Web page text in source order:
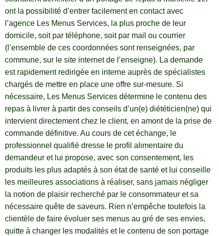
ont la possibilité d’entrer facilement en contact avec
l’agence Les Menus Services, la plus proche de leur
domicile, soit par téléphone, soit par mail ou courrier
(l’ensemble de ces coordonnées sont renseignées, par
commune, sur le site internet de l’enseigne). La demande
est rapidement redirigée en interne auprès de spécialistes
chargés de mettre en place une offre sur-mesure. Si
nécessaire, Les Menus Services détermine le contenu des
repas à livrer à partir des conseils d’un(e) diététicien(ne) qui
intervient directement chez le client, en amont de la prise de
commande définitive. Au cours de cet échange, le
professionnel qualifié dresse le profil alimentaire du
demandeur et lui propose, avec son consentement, les
produits les plus adaptés à son état de santé et lui conseille
les meilleures associations à réaliser, sans jamais négliger
la notion de plaisir recherché par le consommateur et sa
nécessaire quête de saveurs. Rien n’empêche toutefois la
clientèle de faire évoluer ses menus au gré de ses envies,
quitte à changer les modalités et le contenu de son portage